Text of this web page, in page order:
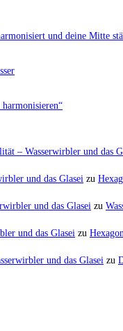
und deine Mitte
– Wasserwirbler und das
und das Glasei zu
und das Glasei zu
und das Glasei zu
und das Glasei zu